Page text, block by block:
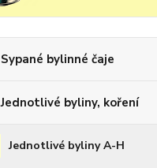
Sypané bylinné čaje
Jednotlivé byliny, koření
Jednotlivé byliny A-H